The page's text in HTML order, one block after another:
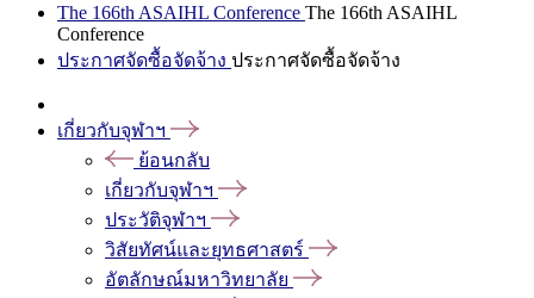
The 166th ASAIHL Conference The 166th ASAIHL
Conference
ประกาศจัดซื้อจัดจ้าง ประกาศจัดซื้อจัดจ้าง
เกี่ยวกับจุฬาฯ
ย้อนกลับ
เกี่ยวกับจุฬาฯ
ประวัติจุฬาฯ
วิสัยทัศน์และยุทธศาสตร์
อัตลักษณ์มหาวิทยาลัย